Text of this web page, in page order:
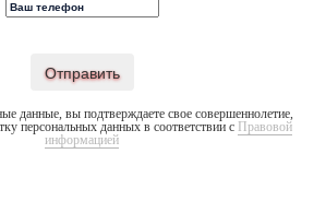
Отправить
данные, вы подтверждаете свое совершеннолетие,
персональных данных в соответствии с Правовой
информацией